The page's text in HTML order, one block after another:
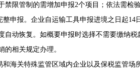
禁限管制的需增加申报2个项目；依法需检
报。企业自运输工具申报进境之日起14
自动恢复。如概要申报时选择不需要缴纳
的相关规定办理。
关特殊监管区域内企业以及保税监管场